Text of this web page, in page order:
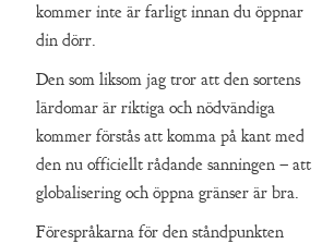
kommer inte är farligt innan du öppnar
din dörr.
Den som liksom jag tror att den sortens
lärdomar är riktiga och nödvändiga
kommer förstås att komma på kant med
den nu officiellt rådande sanningen – att
globalisering och öppna gränser är bra.
Förespråkarna för den ståndpunkten